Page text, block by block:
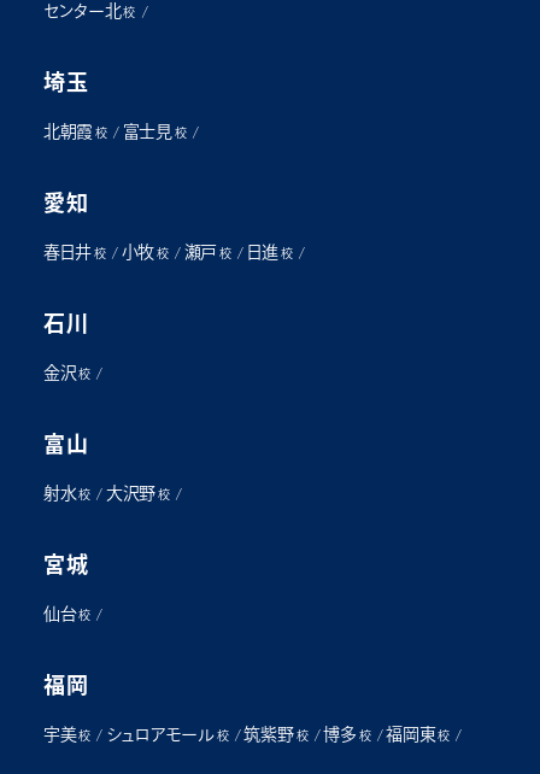
センター北 校 /
埼玉
北朝霞 校/ 富士見 校/
愛知
春日井 校/ 小牧 校/ 瀬戸 校/ 日進 校/
石川
金沢 校 /
富山
射水 校 / 大沢野 校/
宮城
仙台 校 /
福岡
宇美 校 / シュロアモール 校/筑紫野 校/博多 校/福岡東 校 /